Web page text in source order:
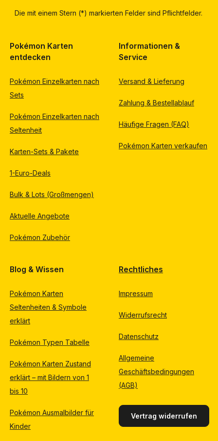
Die mit einem Stern (*) markierten Felder sind Pflichtfelder.
Pokémon Karten
entdecken
Pokémon Einzelkarten nach
Sets
Pokémon Einzelkarten nach
Seltenheit
Karten-Sets & Pakete
1-Euro-Deals
Bulk & Lots (Großmengen)
Aktuelle Angebote
Pokémon Zubehör
Informationen &
Service
Versand & Lieferung
Zahlung & Bestellablauf
Häufige Fragen (FAQ)
Pokémon Karten verkaufen
Blog & Wissen
Pokémon Karten
Seltenheiten & Symbole
erklärt
Pokémon Typen Tabelle
Pokémon Karten Zustand
erklärt – mit Bildern von 1
bis 10
Pokémon Ausmalbilder für
Kinder
Rechtliches
Impressum
Widerrufsrecht
Datenschutz
Allgemeine
Geschäftsbedingungen
(AGB)
Vertrag widerrufen